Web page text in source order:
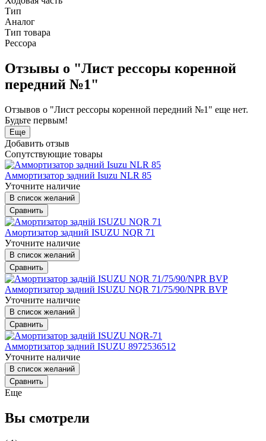
Тип
Аналог
Тип товара
Рессора
Отзывы о "Лист рессоры коренной
передний №1"
Отзывов о "Лист рессоры коренной передний №1" еще нет.
Будьте первым!
Еще
Добавить отзыв
Сопутствующие товары
Аммортизатор задний Isuzu NLR 85
Уточните наличие
В список желаний
Сравнить
Амортизатор задний ISUZU NQR 71
Уточните наличие
В список желаний
Сравнить
Аммортизатор задний ISUZU NQR 71/75/90/NPR BVP
Уточните наличие
В список желаний
Сравнить
Аммортизатор задний ISUZU 8972536512
Уточните наличие
В список желаний
Сравнить
Еще
Вы смотрели